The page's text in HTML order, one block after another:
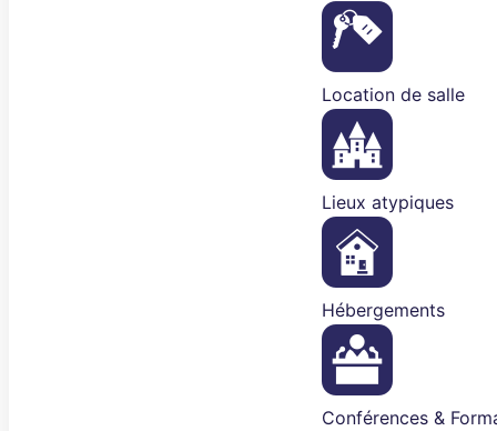
Location de salle
Lieux atypiques
Hébergements
Conférences &